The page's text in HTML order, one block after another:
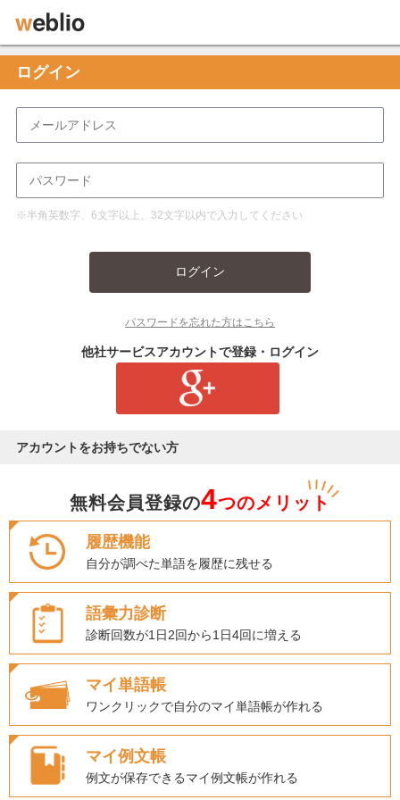
ログイン
※半角英数字、6文字以上、32文字以内で入力してください
ログイン
パスワードを忘れた方はこちら
他社サービスアカウントで登録・ログイン
アカウントをお持ちでない方
無料会員登録の4つのメリット
履歴機能
自分が調べた単語を履歴に残せる
語彙力診断
診断回数が1日2回から1日4回に増える
マイ単語帳
ワンクリックで自分のマイ単語帳が作れる
マイ例文帳
例文が保存できるマイ例文帳が作れる